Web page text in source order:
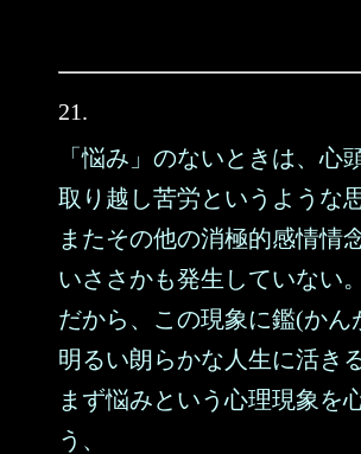
21.
「悩み」のないときは、心
取り越し苦労というような
またその他の消極的感情情
いささかも発生していない。
だから、この現象に鑑(かん
明るい朗らかな人生に活き
まず悩みという心理現象を
う、